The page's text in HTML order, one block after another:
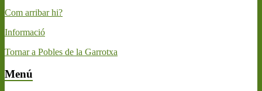
Com arribar hi?
Informació
Tornar a Pobles de la Garrotxa
Menú